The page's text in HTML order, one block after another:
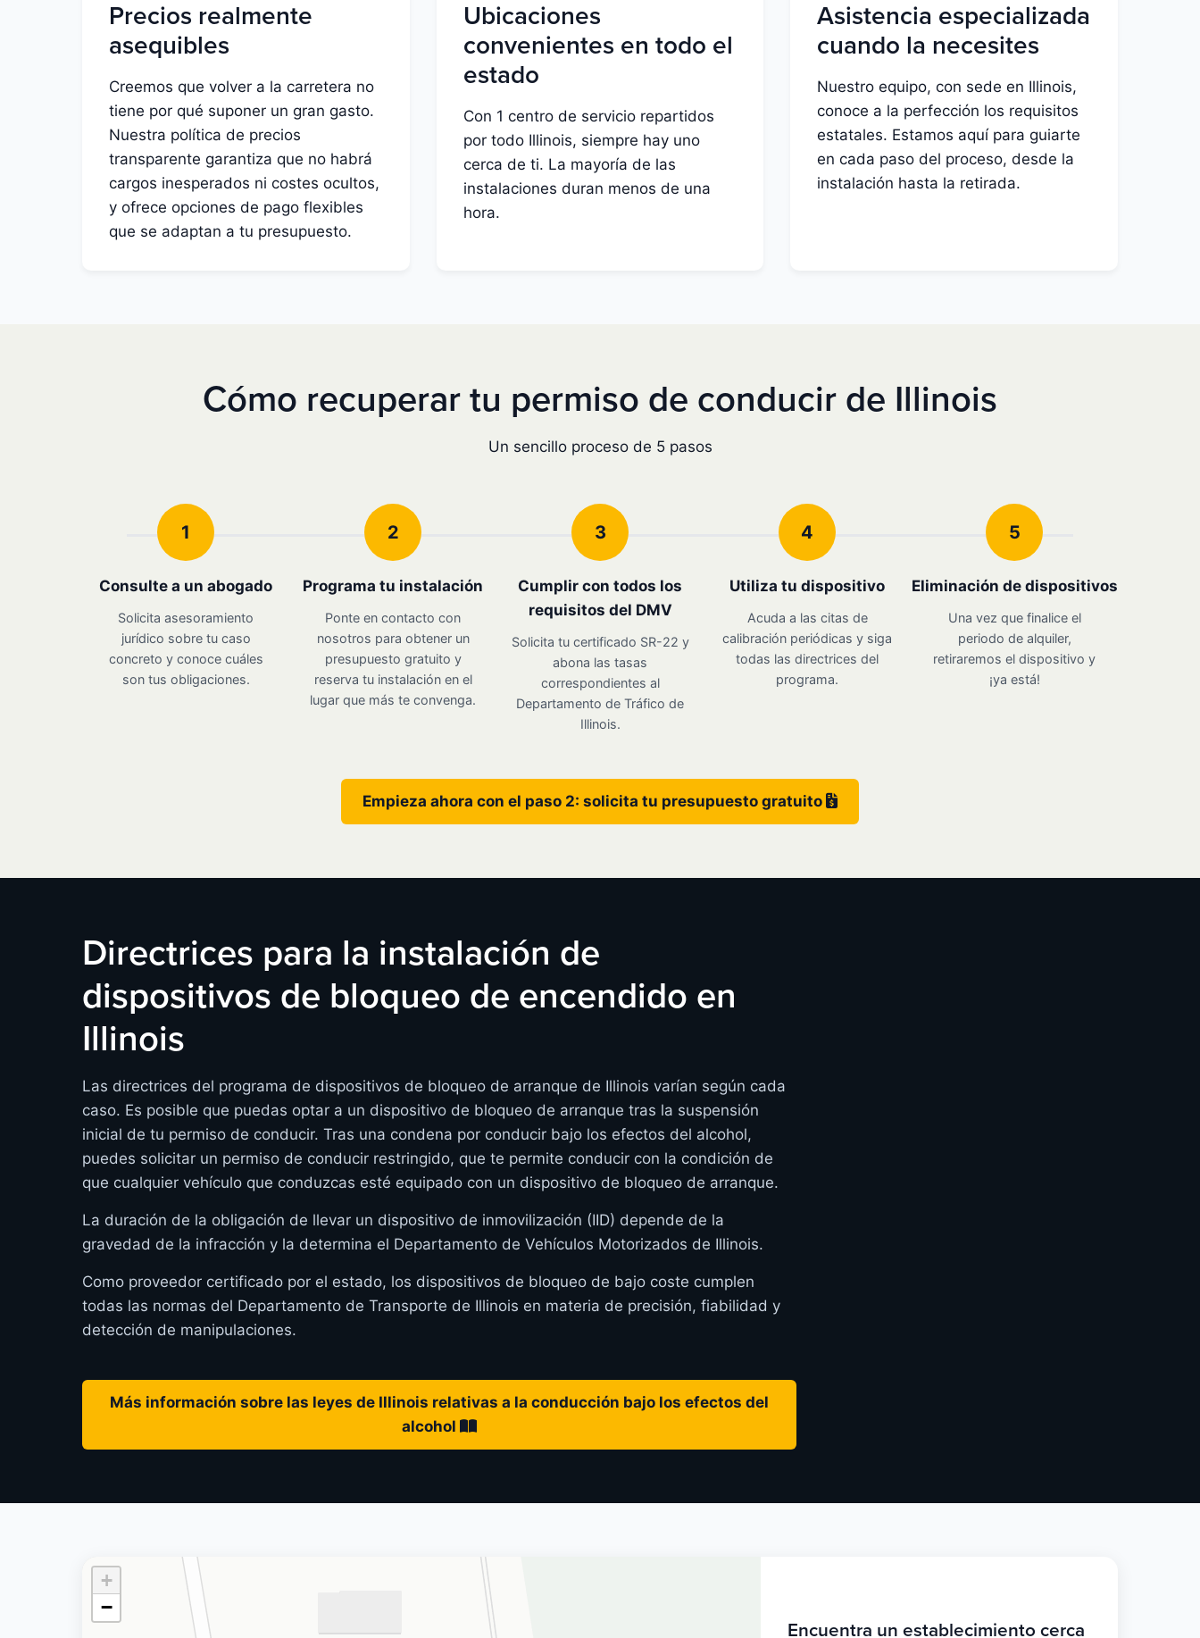
Precios realmente
asequibles
Creemos que volver a la carretera no
tiene por qué suponer un gran gasto.
Nuestra política de precios
transparente garantiza que no habrá
cargos inesperados ni costes ocultos,
y ofrece opciones de pago flexibles
que se adaptan a tu presupuesto.
Ubicaciones
convenientes en todo el
estado
Con 1 centro de servicio repartidos
por todo Illinois, siempre hay uno
cerca de ti. La mayoría de las
instalaciones duran menos de una
hora.
Asistencia especializada
cuando la necesites
Nuestro equipo, con sede en Illinois,
conoce a la perfección los requisitos
estatales. Estamos aquí para guiarte
en cada paso del proceso, desde la
instalación hasta la retirada.
Cómo recuperar tu permiso de conducir de Illinois
Un sencillo proceso de 5 pasos
1
Consulte a un abogado
Solicita asesoramiento
jurídico sobre tu caso
concreto y conoce cuáles
son tus obligaciones.
2
Programa tu instalación
Ponte en contacto con
nosotros para obtener un
presupuesto gratuito y
reserva tu instalación en el
lugar que más te convenga.
3
Cumplir con todos los
requisitos del DMV
Solicita tu certificado SR-22 y
abona las tasas
correspondientes al
Departamento de Tráfico de
Illinois.
4
Utiliza tu dispositivo
Acuda a las citas de
calibración periódicas y siga
todas las directrices del
programa.
5
Eliminación de dispositivos
Una vez que finalice el
periodo de alquiler,
retiraremos el dispositivo y
¡ya está!
Empieza ahora con el paso 2: solicita tu presupuesto gratuito
Directrices para la instalación de
dispositivos de bloqueo de encendido en
Illinois
Las directrices del programa de dispositivos de bloqueo de arranque de Illinois varían según cada
caso. Es posible que puedas optar a un dispositivo de bloqueo de arranque tras la suspensión
inicial de tu permiso de conducir. Tras una condena por conducir bajo los efectos del alcohol,
puedes solicitar un permiso de conducir restringido, que te permite conducir con la condición de
que cualquier vehículo que conduzcas esté equipado con un dispositivo de bloqueo de arranque.
La duración de la obligación de llevar un dispositivo de inmovilización (IID) depende de la
gravedad de la infracción y la determina el Departamento de Vehículos Motorizados de Illinois.
Como proveedor certificado por el estado, los dispositivos de bloqueo de bajo coste cumplen
todas las normas del Departamento de Transporte de Illinois en materia de precisión, fiabilidad y
detección de manipulaciones.
Más información sobre las leyes de Illinois relativas a la conducción bajo los efectos del
alcohol
+
−
Encuentra un establecimiento cerca